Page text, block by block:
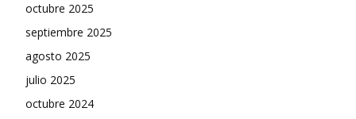
octubre 2025
septiembre 2025
agosto 2025
julio 2025
octubre 2024